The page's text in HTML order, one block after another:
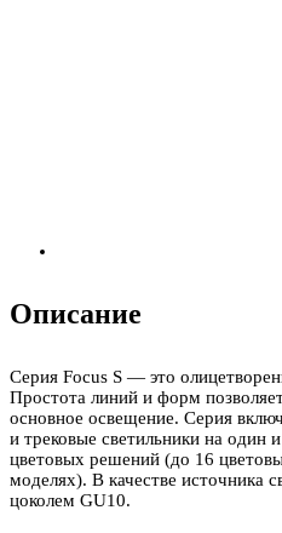
Описание
Серия Focus S — это
Простота линий и форм
основное освещение. Серия
и трековые светильники на
цветовых решений (до 16
моделях). В качестве источника
цоколем GU10.